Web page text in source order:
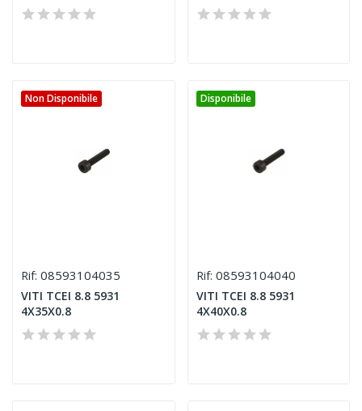
Non Disponibile
Rif: 08593104035
VITI TCEI 8.8 5931
4X35X0.8
Disponibile
Rif: 08593104040
VITI TCEI 8.8 5931
4X40X0.8